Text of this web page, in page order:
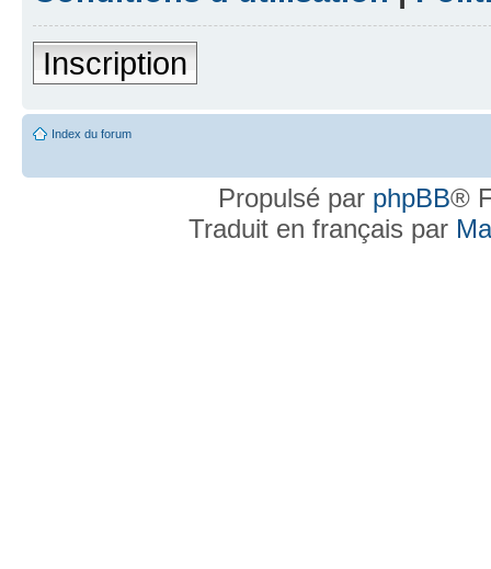
Inscription
Index du forum
Propulsé par phpBB®
Traduit en français par